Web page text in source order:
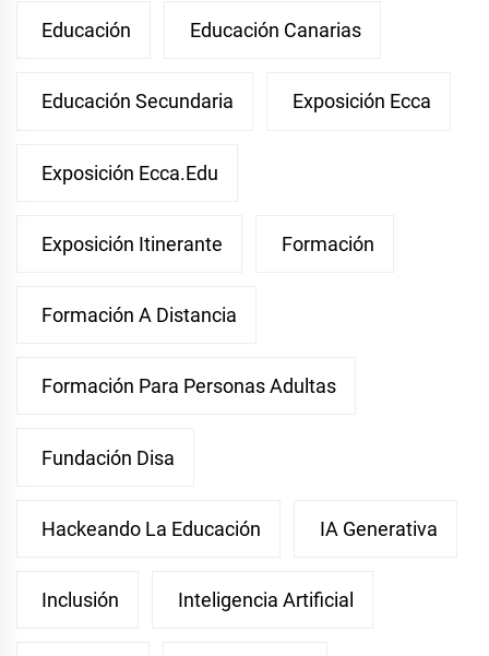
Educación Educación Canarias
Educación Secundaria Exposición Ecca
Exposición Ecca.edu
Exposición Itinerante Formación
Formación A Distancia
Formación Para Personas Adultas
Fundación Disa
Hackeando La Educación IA Generativa
Inclusión Inteligencia Artificial